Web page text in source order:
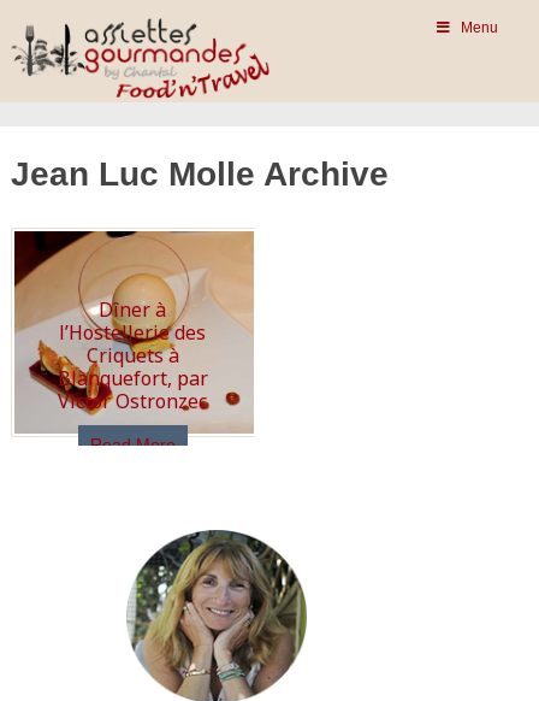
Menu
Jean Luc Molle Archive
Dîner à
l’Hostellerie des
Criquets à
Blanquefort, par
Victor Ostronzec
Read More